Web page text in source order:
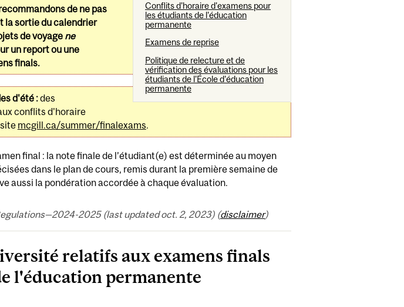
Conflits d'horaire d'examens pour
les étudiants de l'éducation
permanente
Examens de reprise
Politique de relecture et de
vérification des évaluations pour les
étudiants de l'École d'éducation
permanente
de ne pas
la sortie du calendrier
de voyage ne
un report ou une
finals.
d'été :des
conflits d'horaire
mcgill.ca/summer/finalexams.
final : la note finale de l’étudiant(e) est déterminée au moyen
dans le plan de cours, remis durant la première semaine de
aussi la pondération accordée à chaque évaluation.
2025 (last updated oct. 2, 2023) (disclaimer)
relatifs aux examens finals
l'éducation permanente